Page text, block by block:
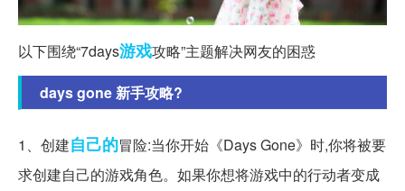
以下围绕“7days游戏攻略”主题解决网友的困惑
days gone 新手攻略?
1、创建自己的冒险:当你开始《Days Gone》时,你将被要
求创建自己的游戏角色。如果你想将游戏中的行动者变成